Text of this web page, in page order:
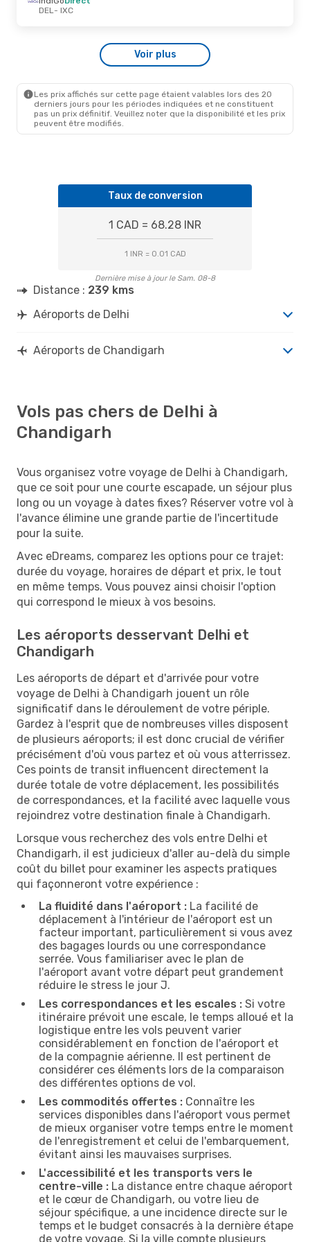
IXC
- DEL
- Lun. 31 Août
DEL- IXC
Voir plus
Les prix affichés sur cette page étaient valables lors des 20
derniers jours pour les périodes indiquées et ne constituent
pas un prix définitif. Veuillez noter que la disponibilité et les prix
peuvent être modifiés.
Taux de conversion
1 CAD = 68.28 INR
1 INR = 0.01 CAD
Dernière mise à jour le Sam. 08-8
Distance : 239 kms
Aéroports de Delhi
Aéroports de Chandigarh
Vols pas chers de Delhi à
Chandigarh
Vous organisez votre voyage de Delhi à Chandigarh,
que ce soit pour une courte escapade, un séjour plus
long ou un voyage à dates fixes? Réserver votre vol à
l'avance élimine une grande partie de l'incertitude
pour la suite.
Avec eDreams, comparez les options pour ce trajet:
durée du voyage, horaires de départ et prix, le tout
en même temps. Vous pouvez ainsi choisir l'option
qui correspond le mieux à vos besoins.
Les aéroports desservant Delhi et
Chandigarh
Les aéroports de départ et d'arrivée pour votre
voyage de Delhi à Chandigarh jouent un rôle
significatif dans le déroulement de votre périple.
Gardez à l'esprit que de nombreuses villes disposent
de plusieurs aéroports; il est donc crucial de vérifier
précisément d'où vous partez et où vous atterrissez.
Ces points de transit influencent directement la
durée totale de votre déplacement, les possibilités
de correspondances, et la facilité avec laquelle vous
rejoindrez votre destination finale à Chandigarh.
Lorsque vous recherchez des vols entre Delhi et
Chandigarh, il est judicieux d'aller au-delà du simple
coût du billet pour examiner les aspects pratiques
qui façonneront votre expérience :
La fluidité dans l'aéroport : La facilité de
déplacement à l'intérieur de l'aéroport est un
facteur important, particulièrement si vous avez
des bagages lourds ou une correspondance
serrée. Vous familiariser avec le plan de
l'aéroport avant votre départ peut grandement
réduire le stress le jour J.
Les correspondances et les escales : Si votre
itinéraire prévoit une escale, le temps alloué et la
logistique entre les vols peuvent varier
considérablement en fonction de l'aéroport et
de la compagnie aérienne. Il est pertinent de
considérer ces éléments lors de la comparaison
des différentes options de vol.
Les commodités offertes : Connaître les
services disponibles dans l'aéroport vous permet
de mieux organiser votre temps entre le moment
de l'enregistrement et celui de l'embarquement,
évitant ainsi les mauvaises surprises.
L'accessibilité et les transports vers le
centre-ville : La distance entre chaque aéroport
et le cœur de Chandigarh, ou votre lieu de
séjour spécifique, a une incidence directe sur le
temps et le budget consacrés à la dernière étape
de votre voyage. Si la ville compte plusieurs